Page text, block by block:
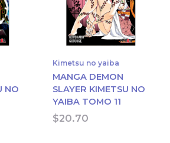
NO
Kimetsu no yaiba
MANGA DEMON
SLAYER KIMETSU NO
YAIBA TOMO 11
$20.70